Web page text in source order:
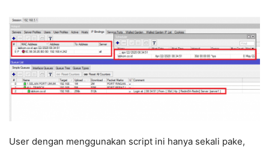
User dengan menggunakan script ini hanya sekali pake,